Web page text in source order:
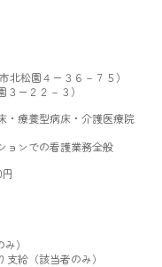
北松園４ー３６－７５）
ー２２－３）
・療養型病床・介護医療院
ョンでの看護業務全般
）
給（該当者のみ）